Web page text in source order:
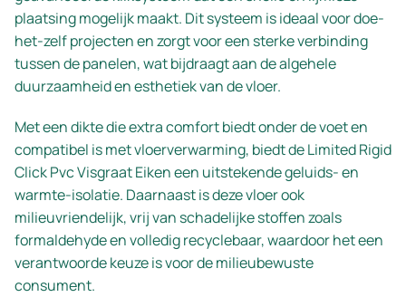
plaatsing mogelijk maakt. Dit systeem is ideaal voor doe-
het-zelf projecten en zorgt voor een sterke verbinding
tussen de panelen, wat bijdraagt aan de algehele
duurzaamheid en esthetiek van de vloer.
Met een dikte die extra comfort biedt onder de voet en
compatibel is met vloerverwarming, biedt de Limited Rigid
Click Pvc Visgraat Eiken een uitstekende geluids- en
warmte-isolatie. Daarnaast is deze vloer ook
milieuvriendelijk, vrij van schadelijke stoffen zoals
formaldehyde en volledig recyclebaar, waardoor het een
verantwoorde keuze is voor de milieubewuste
consument.